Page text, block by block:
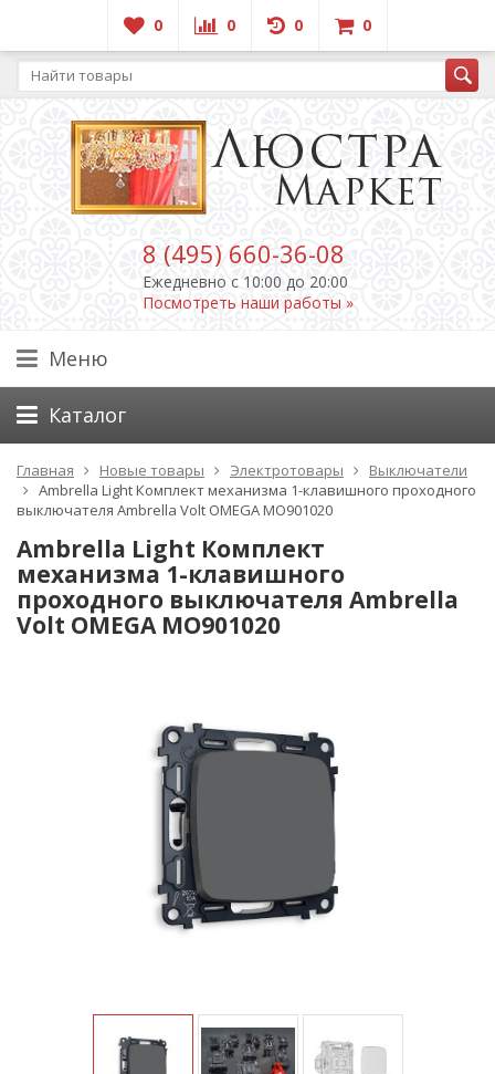
0 0 0 0
8 (495) 660-36-08
Ежедневно c 10:00 до 20:00
Посмотреть наши работы »
Меню
Каталог
Главная Новые товары Электротовары
Выключатели
Ambrella Light Комплект механизма 1-клавишного проходного
выключателя Ambrella Volt OMEGA MO901020
Ambrella Light Комплект
механизма 1-клавишного
проходного выключателя Ambrella
Volt OMEGA MO901020